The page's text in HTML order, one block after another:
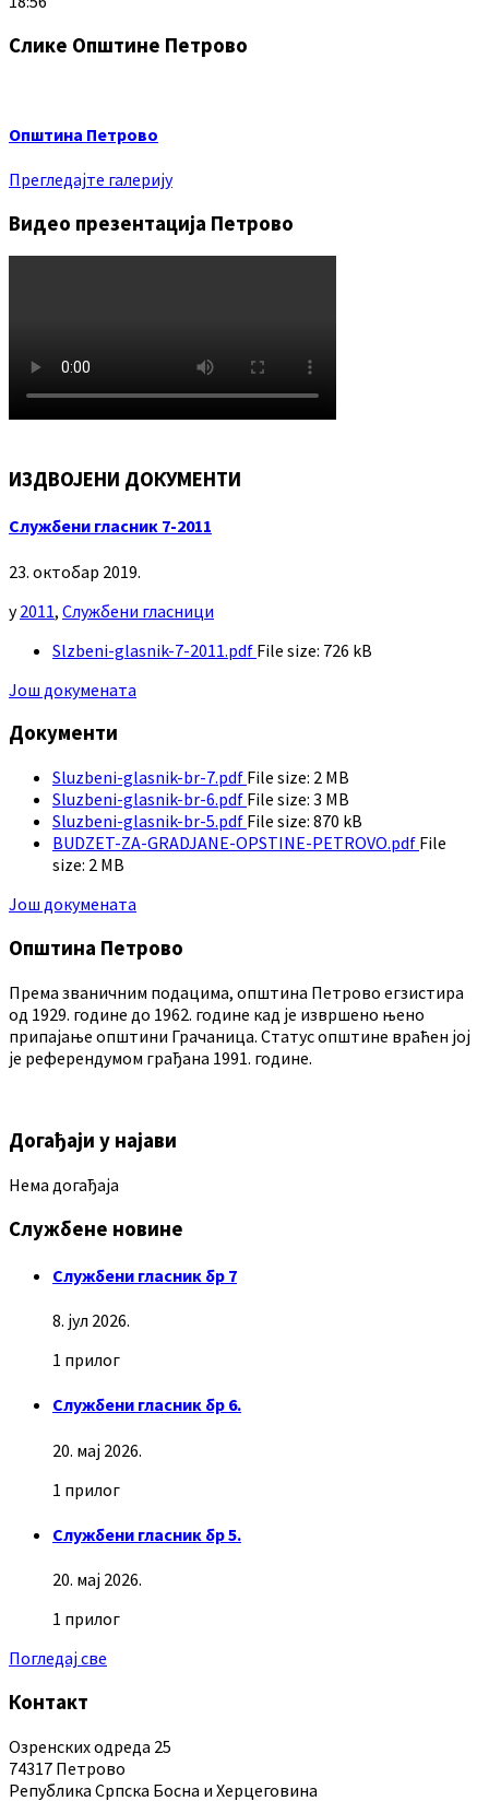
Слике Општине Петрово
Општина Петрово
Прегледајте галерију
Видео презентација Петрово
ИЗДВОЈЕНИ ДОКУМЕНТИ
Службени гласник 7-2011
23. октобар 2019.
у2011, Службени гласници
Slzbeni-glasnik-7-2011.pdf File size: 726 kB
Још докумената
Документи
Sluzbeni-glasnik-br-7.pdf File size: 2 MB
Sluzbeni-glasnik-br-6.pdf File size: 3 MB
Sluzbeni-glasnik-br-5.pdf File size: 870 kB
BUDZET-ZA-GRADJANE-OPSTINE-PETROVO.pdf File
size: 2 MB
Још докумената
Општина Петрово
Према званичним подацима, општина Петрово егзистира
од 1929. године до 1962. године кад је извршено њено
припајање општини Грачаница. Статус општине враћен јој
је референдумом грађана 1991. године.
Догађаји у најави
Нема догађаја
Службене новине
Службени гласник бр 7
8. јул 2026.
1 прилог
Службени гласник бр 6.
20. мај 2026.
1 прилог
Службени гласник бр 5.
20. мај 2026.
1 прилог
Погледај све
Контакт
Озренских одреда 25
74317 Петрово
Република Српска Босна и Херцеговина